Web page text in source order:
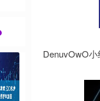
DenuvOwO